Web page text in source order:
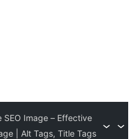
SEO Image – Effective
| Alt Tags, Title Tags